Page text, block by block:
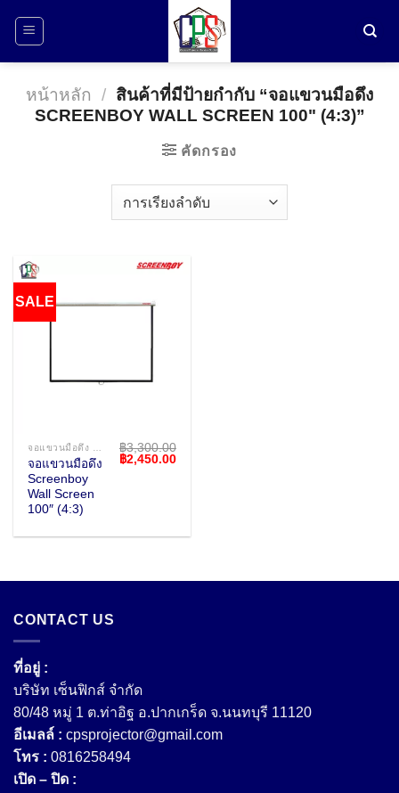
หน้าหลัก / สินค้าที่มีป้ายกำกับ “จอแขวนมือดึง
SCREENBOY WALL SCREEN 100" (4:3)”
คัดกรอง
SALE
จอแขวนมือดึง
Screenboy
Wall Screen
100″ (4:3)
฿3,300.00
Original
฿2,450.00Current
CONTACT US
ที่อยู่ :
บริษัท เซ็นฟิกส์ จํากัด
80/48 หมู่ 1 ต.ท่าอิฐ อ.ปากเกร็ด จ.นนทบุรี 11120
อีเมลล์ : cpsprojector@gmail.com
โทร : 0816258494
เปิด – ปิด :